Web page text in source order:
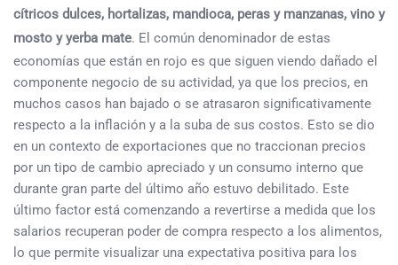
cítricos dulces, hortalizas, mandioca, peras y manzanas, vino y
mosto y yerba mate. El común denominador de estas
economías que están en rojo es que siguen viendo dañado el
componente negocio de su actividad, ya que los precios, en
muchos casos han bajado o se atrasaron significativamente
respecto a la inflación y a la suba de sus costos. Esto se dio
en un contexto de exportaciones que no traccionan precios
por un tipo de cambio apreciado y un consumo interno que
durante gran parte del último año estuvo debilitado. Este
último factor está comenzando a revertirse a medida que los
salarios recuperan poder de compra respecto a los alimentos,
lo que permite visualizar una expectativa positiva para los